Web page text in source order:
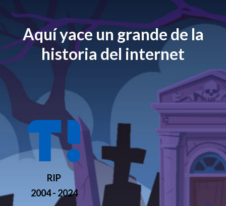
Aquí yace un grande de la
historia del internet
RIP
2004 - 2024